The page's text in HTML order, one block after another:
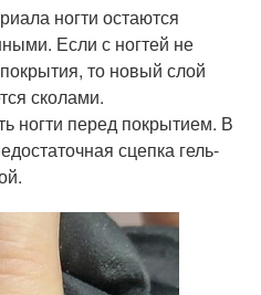
ногти остаются
Если с ногтей не
то новый слой
сколами.
ногти перед покрытием. В
сцепка гель-